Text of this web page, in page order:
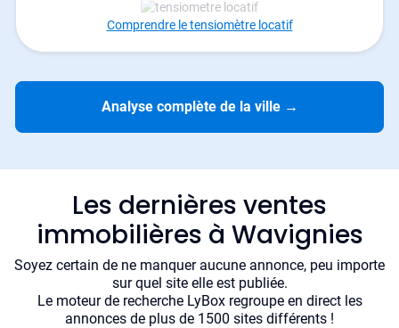
Comprendre le tensiomètre locatif
Analyse complète de la ville →
Les dernières ventes
immobilières à Wavignies
Soyez certain de ne manquer aucune annonce, peu importe
sur quel site elle est publiée.
Le moteur de recherche LyBox regroupe en direct les
annonces de plus de 1500 sites différents !